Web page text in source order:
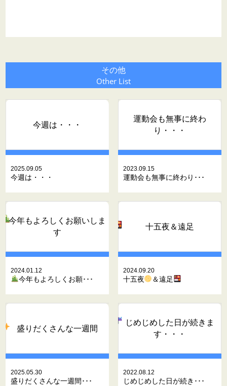
その他
Other List
今週は・・・
2025.09.05
今週は・・・
運動会も無事に終わ
り・・・
2023.09.15
運動会も無事に終わり･･･
今年もよろしくお願いしま
す
2024.01.12
今年もよろしくお願･･･
十五夜＆遠足
2024.09.20
十五夜 ＆遠足
盛りだくさんな一週間
2025.05.30
盛りだくさんな一週間･･･
じめじめした日が続きま
す・・・
2022.08.12
じめじめした日が続き･･･